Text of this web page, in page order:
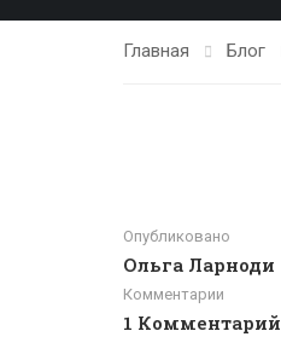
Главная Блог
Опубликовано
Ольга Ларноди
Комментарии
1 Комментарий